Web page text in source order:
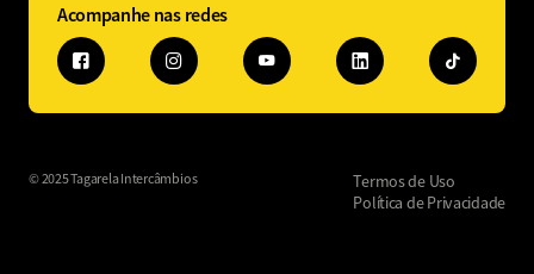
Acompanhe nas redes
© 2025 Tagarela Intercâmbios
Termos de Uso
Política de Privacidade